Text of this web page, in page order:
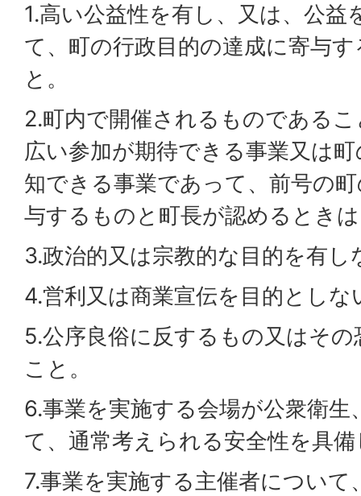
1.高い公益性を有し、又は、公
て、町の行政目的の達成に寄与
と。
2.町内で開催されるものである
広い参加が期待できる事業又は
知できる事業であって、前号の
与するものと町長が認めるとき
3.政治的又は宗教的な目的を有し
4.営利又は商業宣伝を目的としな
5.公序良俗に反するもの又はそ
こと。
6.事業を実施する会場が公衆衛生
て、通常考えられる安全性を具
7.事業を実施する主催者につい